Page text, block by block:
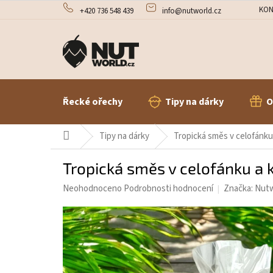
+420 736 548 439 info@nutworld.cz
Řecké ořechy Tipy na dárky
Domů Tipy na dárky Tropická směs v
Tropická směs v celofánku a
Průměrné
produktu
je
0,0
z
5
Neohodnoceno Podrobnosti hodnocení Značka: